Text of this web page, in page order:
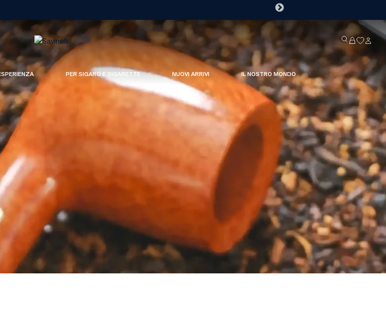
ESPERIENZA PER SIGARO E SIGARETTE NUOVI ARRIVI IL NOSTRO MONDO